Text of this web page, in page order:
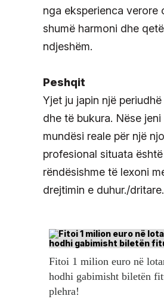
nga eksperienca verore
shumë harmoni dhe
ndjeshëm.
Peshqit
Yjet ju japin një
dhe të bukura. Nëse
mundësi reale për një
profesional situata
rëndësishme të lexoni
drejtimin e duhur./
Fitoi 1 milion euro në
hodhi gabimisht biletën
plehra!